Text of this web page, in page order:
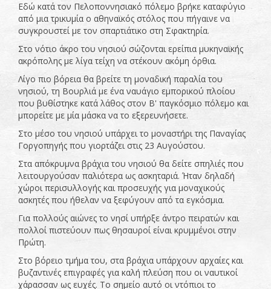
Εδώ κατά τον Πελοποννησιακό πόλεμο βρήκε καταφύγιο
από μια τρικυμία ο αθηναϊκός στόλος που πήγαινε να
συγκρουστεί με τον σπαρτιάτικο στη Σφακτηρία.
Στο νότιο άκρο του νησιού σώζονται ερείπια μυκηναϊκής
ακρόπολης με λίγα τείχη να στέκουν ακόμη όρθια.
Λίγο πιο βόρεια θα βρείτε τη μοναδική παραλία του
νησιού, τη Βουρλιά με ένα ναυάγιο εμπορικού πλοίου
που βυθίστηκε κατά λάθος στον Β' παγκόσμιο πόλεμο και
μπορείτε με μία μάσκα να το εξερευνήσετε.
Στο μέσο του νησιού υπάρχει το μοναστήρι της Παναγίας
Γοργοπηγής που γιορτάζει στις 23 Αυγούστου.
Στα απόκρυμνα βράχια του νησιού θα δείτε σπηλιές που
λειτουργούσαν παλιότερα ως ασκηταριά. Ήταν δηλαδή
χώροι περισυλλογής και προσευχής για μοναχικούς
ασκητές που ήθελαν να ξεφύγουν από τα εγκόσμια.
Για πολλούς αιώνες το νησί υπήρξε άντρο πειρατών και
πολλοί πιστεύουν πως θησαυροί είναι κρυμμένοι στην
Πρώτη.
Στο βόρειο τμήμα του, στα βράχια υπάρχουν αρχαίες και
βυζαντινές επιγραφές για καλή πλεύση που οι ναυτικοί
χάρασσαν ως ευχές. Το σημείο αυτό οι ντόπιοι το